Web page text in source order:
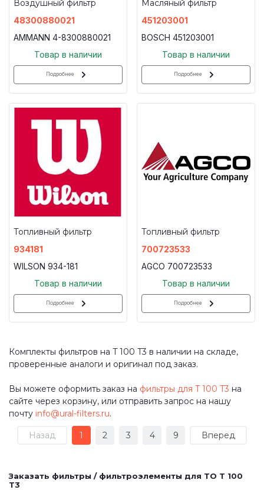
Воздушный фильтр
48300880021
AMMANN 4-8300880021
Товар в наличии
Подробнее
Масляный фильтр
451203001
BOSCH 451203001
Товар в наличии
Подробнее
Топливный фильтр
934181
WILSON 934-181
Товар в наличии
Подробнее
Топливный фильтр
700723533
AGCO 700723533
Товар в наличии
Подробнее
Комплекты фильтров на T 100 T3 в наличии на складе,
проверенные аналоги и оригинал под заказ.
Вы можете оформить заказ на фильтры для T 100 T3 на
сайте через корзину, или отправить запрос на нашу
почту info@ural-filters.ru.
Назад 1 2 3 4 9 Вперед
Заказать фильтры / фильтроэлементы для ТО T 100
T3